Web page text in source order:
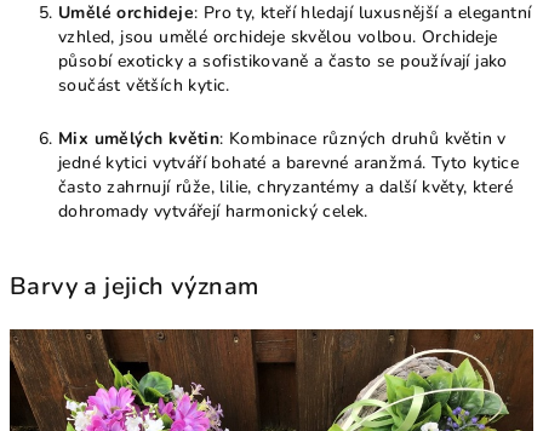
Umělé orchideje: Pro ty, kteří hledají luxusnější a elegantní
vzhled, jsou umělé orchideje skvělou volbou. Orchideje
působí exoticky a sofistikovaně a často se používají jako
součást větších kytic.
Mix umělých květin: Kombinace různých druhů květin v
jedné kytici vytváří bohaté a barevné aranžmá. Tyto kytice
často zahrnují růže, lilie, chryzantémy a další květy, které
dohromady vytvářejí harmonický celek.
Barvy a jejich význam